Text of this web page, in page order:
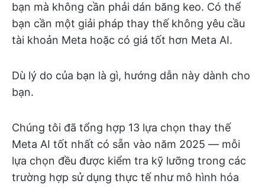
bạn mà không cần phải dán băng keo. Có thể
bạn cần một giải pháp thay thế không yêu cầu
tài khoản Meta hoặc có giá tốt hơn Meta AI.
Dù lý do của bạn là gì, hướng dẫn này dành cho
bạn.
Chúng tôi đã tổng hợp 13 lựa chọn thay thế
Meta AI tốt nhất có sẵn vào năm 2025 — mỗi
lựa chọn đều được kiểm tra kỹ lưỡng trong các
trường hợp sử dụng thực tế như mô hình hóa